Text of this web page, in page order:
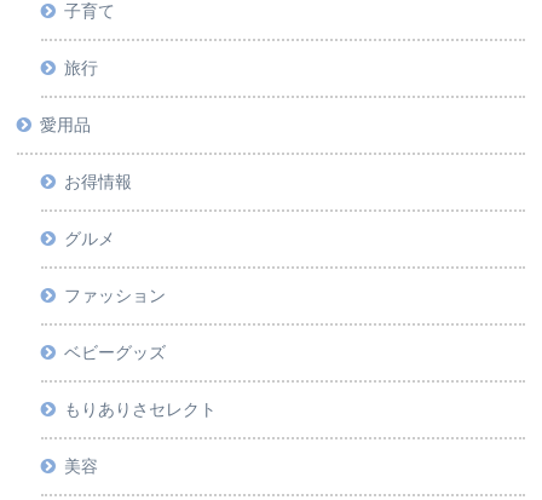
子育て
旅行
愛用品
お得情報
グルメ
ファッション
ベビーグッズ
もりありさセレクト
美容